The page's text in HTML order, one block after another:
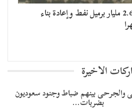
أرامكو: فقدان أكثر من 2.6 مليار برميل نفط وإعادة بناء
الاخيرة
والجرحى بينهم ضباط وجنود سعوديون
بضربات…